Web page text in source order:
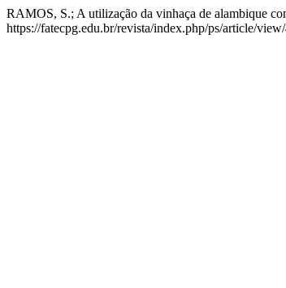
RAMOS, S.; A utilização da vinhaça de alambique
https://fatecpg.edu.br/revista/index.php/ps/article/